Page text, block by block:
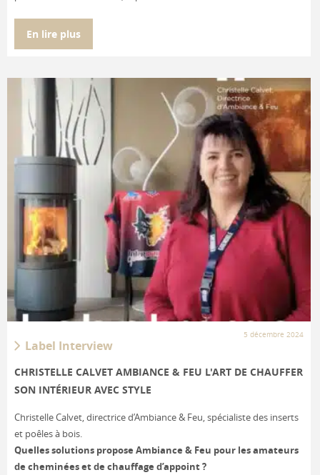
En lire plus
Label Interview
5 décembre 2024
CHRISTELLE CALVET AMBIANCE & FEU L'ART DE CHAUFFER
SON INTÉRIEUR AVEC STYLE
Christelle Calvet, directrice d’Ambiance & Feu, spécialiste des inserts
et poêles à bois.
Quelles solutions propose Ambiance & Feu pour les amateurs
de cheminées et de chauffage d’appoint ?